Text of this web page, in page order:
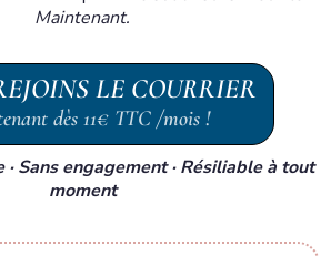
Maintenant.
LE COURRIER
dès 11€ TTC /mois !
Sans engagement · Résiliable à tout
moment